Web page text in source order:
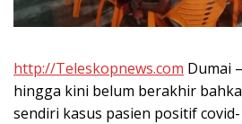
http://Teleskopnews.com Dumai
hingga kini belum berakhir
sendiri kasus pasien positif